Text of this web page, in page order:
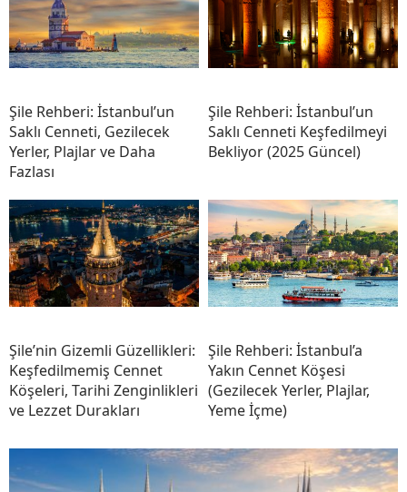
Şile Rehberi: İstanbul’un
Saklı Cenneti, Gezilecek
Yerler, Plajlar ve Daha
Fazlası
Şile Rehberi: İstanbul’un
Saklı Cenneti Keşfedilmeyi
Bekliyor (2025 Güncel)
Şile’nin Gizemli Güzellikleri:
Keşfedilmemiş Cennet
Köşeleri, Tarihi Zenginlikleri
ve Lezzet Durakları
Şile Rehberi: İstanbul’a
Yakın Cennet Köşesi
(Gezilecek Yerler, Plajlar,
Yeme İçme)